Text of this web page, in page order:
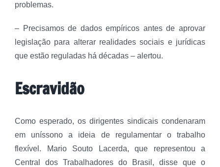
problemas.
– Precisamos de dados empíricos antes de aprovar
legislação para alterar realidades sociais e jurídicas
que estão reguladas há décadas – alertou.
Escravidão
Como esperado, os dirigentes sindicais condenaram
em uníssono a ideia de regulamentar o trabalho
flexível. Mario Souto Lacerda, que representou a
Central dos Trabalhadores do Brasil, disse que o